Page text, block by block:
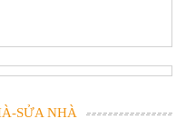
SỬA NHÀ